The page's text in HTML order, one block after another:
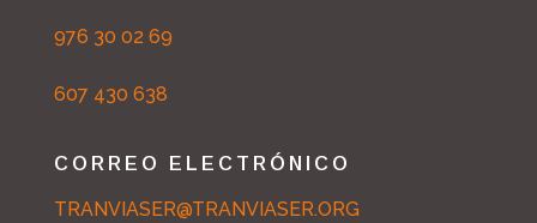
976 30 02 69
607 430 638
CORREO ELECTRÓNICO
TRANVIASER@TRANVIASER.ORG